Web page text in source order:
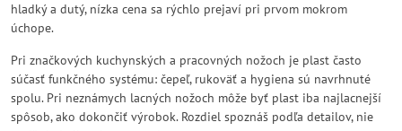
hladký a dutý, nízka cena sa rýchlo prejaví pri prvom mokrom
úchope.
Pri značkových kuchynských a pracovných nožoch je plast často
súčasť funkčného systému: čepeľ, rukoväť a hygiena sú navrhnuté
spolu. Pri neznámych lacných nožoch môže byť plast iba najlacnejší
spôsob, ako dokončiť výrobok. Rozdiel spoznáš podľa detailov, nie